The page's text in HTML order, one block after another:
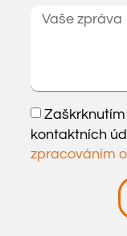
kontaktních
zpracováním